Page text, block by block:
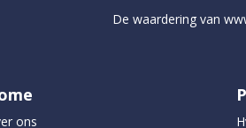
De waardering van
ons